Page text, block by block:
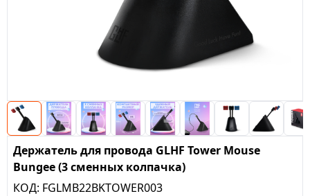
Держатель для провода GLHF Tower Mouse
Bungee (3 сменных колпачка)
КОД: FGLMB22BKTOWER003